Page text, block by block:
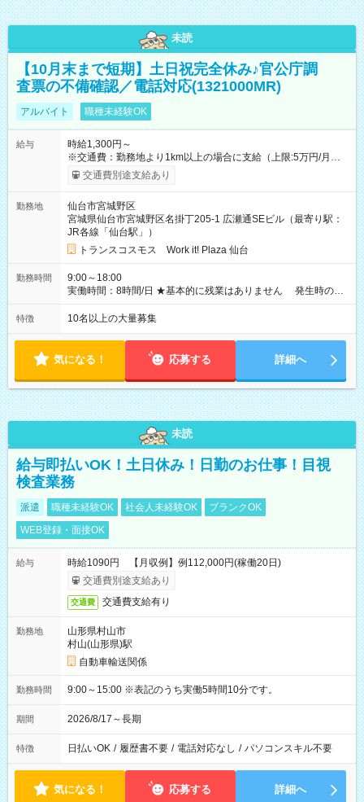
未読
【10月末まで短期】土日祝完全休み♪官公庁調
査票の不備確認／電話対応(1321000MR)
アルバイト 職種未経験OK
給与
時給1,300円～
※交通費：勤務地より1km以上の場合に支給（上限:5万円/月・
2,500円/日） ※残業代：残業発生時は1分単位で支給 ※研修中の
給与変動なし ＜ 収入例 ＞ ■週5日勤務の場合… 月収22万8,800
4日勤務の場合… 月収16万6,400円以上可能 ※交通費別途支給
（時給1,300円×8時間×16日） 【試用期間】試用期間なし
交通費別途支給あり
勤務地
仙台市宮城野区
宮城県仙台市宮城野区名掛丁205-1 広瀬通SEビル（最寄り駅：
JR各線「仙台駅」）
トランスコスモス Work it! Plaza 仙台
勤務時間
9:00～18:00
実働時間：8時間/日 ★基本的に残業はありません 発生時の残
業代は1分単位で支給いたします
特徴 10名以上の大量募集
気になる！ 応募する 詳細へ
未読
給与即払いOK！土日休み！日勤のお仕事！目視
検査業務
派遣 職種未経験OK 社会人未経験OK
ブランクOK
WEB登録・面接OK
給与
時給1090円 【月収例】例112,000円(稼働20日)
交通費別途支給あり
交通費 交通費支給有り
勤務地
山形県村山市
村山(山形県)駅
自動車輸送関係
勤務時間 9:00～15:00 ※表記のうち実働5時間10分です。
期間 2026/8/17～長期
特徴 日払いOK / 履歴書不要 / 電話対応なし / パソコンスキル不要
気になる！ 応募する 詳細へ